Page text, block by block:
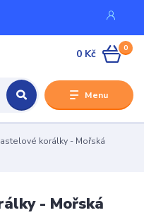
Menu
0
0 Kč
korálky - Mořská
- Mořská